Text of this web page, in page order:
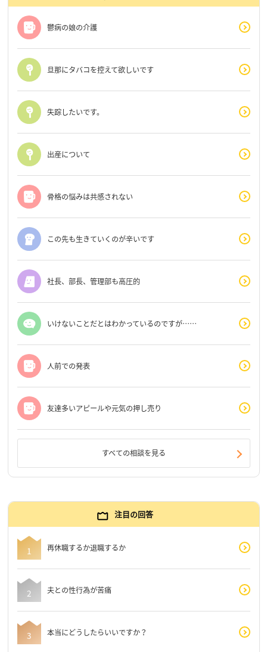
鬱病の娘の介護
旦那にタバコを控えて欲しいです
失踪したいです。
出産について
骨格の悩みは共感されない
この先も生きていくのが辛いです
社長、部長、管理部も高圧的
いけないことだとはわかっているのですが……
人前での発表
友達多いアピールや元気の押し売り
すべての相談を見る
注目の回答
再休職するか退職するか
夫との性行為が苦痛
本当にどうしたらいいですか？